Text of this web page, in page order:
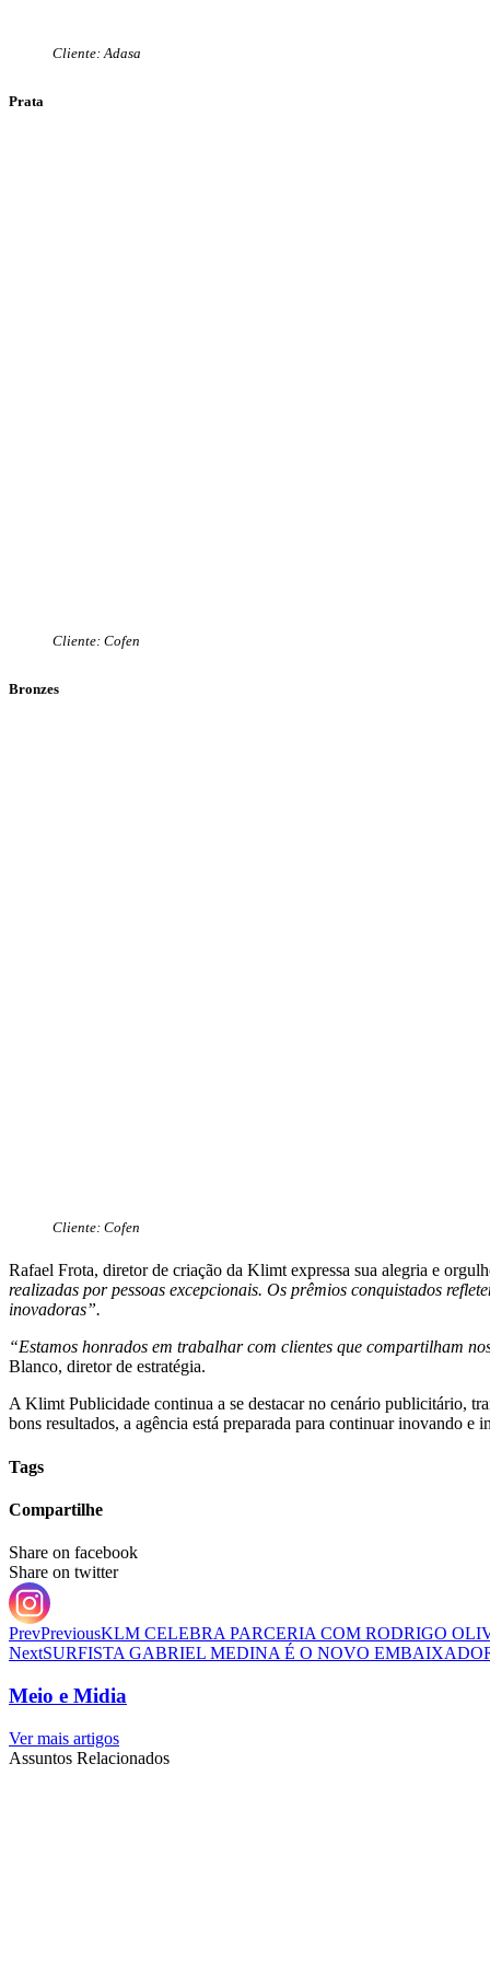
Cliente: Adasa
Prata
Cliente: Cofen
Bronzes
Cliente: Cofen
Rafael Frota, diretor de criação da Klimt expressa sua alegria e
realizadas por pessoas excepcionais. Os prêmios conquistados
inovadoras”.
“Estamos honrados em trabalhar com clientes que compartilham
Blanco, diretor de estratégia.
A Klimt Publicidade continua a se destacar no cenário publicitário,
bons resultados, a agência está preparada para continuar inovando e
Tags
Compartilhe
Share on facebook
Share on twitter
PrevPreviousKLM CELEBRA PARCERIA COM RODRIGO
NextSURFISTA GABRIEL MEDINA É O NOVO
Meio e Midia
Ver mais artigos
Assuntos Relacionados